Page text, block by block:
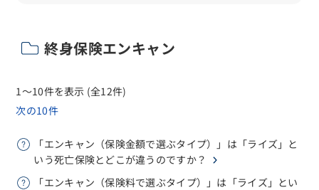
終身保険エンキャン
1～10件を表示 (全12件)
次の10件
「エンキャン（保険金額で選ぶタイプ）」は「ライズ」と
いう死亡保険とどこが違うのですか？
「エンキャン（保険料で選ぶタイプ）」は「ライズ」とい